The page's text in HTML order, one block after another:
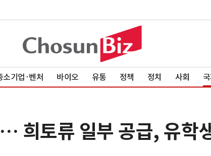
소기업·벤처 바이오 유통 정책 정치 사회
희토류 일부 공급, 유학